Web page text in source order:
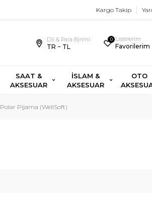
Kargo Takip
Dil & Para Birimi
TR − TL
0 Listelerim
Favorilerim
SAAT &
AKSESUAR
İSLAM &
AKSESUAR
OTO
Polar Pijama (WellSoft)